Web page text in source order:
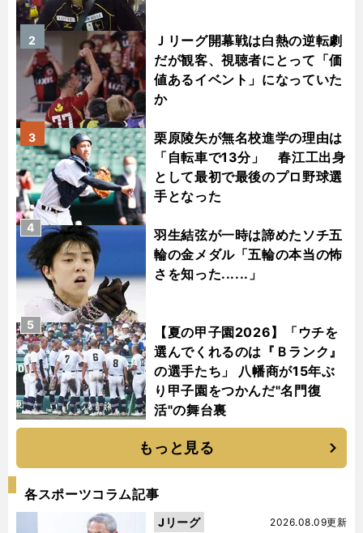
Ｊリーグ開幕戦は白熱の逆転劇
だが観客、視聴者にとって「価
値あるイベント」になっていた
か
2
栗原陵矢が無名校進学の理由は
「自転車で13分」 春江工出身
として最初で最後のプロ野球選
手となった
3
羽生結弦が一時は諦めたソチ五
輪の金メダル「五輪の本当の怖
さを知った......」
4
【夏の甲子園2026】「ウチを
選んでくれるのは『Ｂランク』
の選手たち」 八幡商が15年ぶ
り甲子園をつかんだ"名門復
活"の舞台裏
5
もっと見る
各スポーツコラム記事
2026.08.09更新
Jリーグ